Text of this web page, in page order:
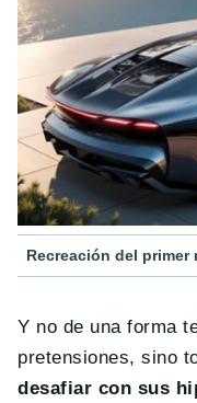
Recreación del primer
Y no de una forma
pretensiones, sino
desafiar con sus